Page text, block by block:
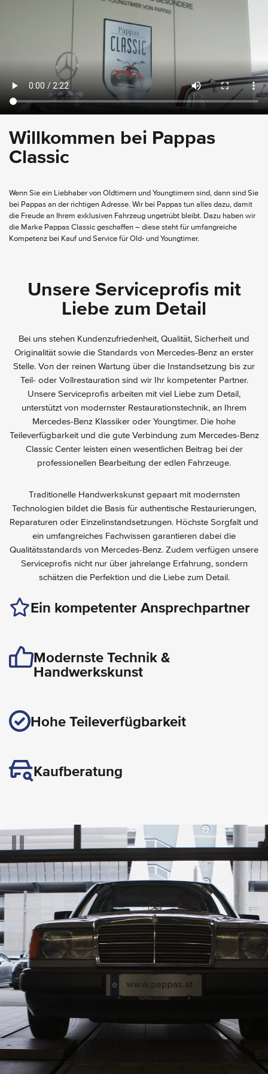
Willkommen bei Pappas
Classic
Wenn Sie ein Liebhaber von Oldtimern und Youngtimern sind, dann sind Sie
bei Pappas an der richtigen Adresse. Wir bei Pappas tun alles dazu, damit
die Freude an Ihrem exklusiven Fahrzeug ungetrübt bleibt. Dazu haben wir
die Marke Pappas Classic geschaffen – diese steht für umfangreiche
Kompetenz bei Kauf und Service für Old- und Youngtimer.
Unsere Serviceprofis mit
Liebe zum Detail
Bei uns stehen Kundenzufriedenheit, Qualität, Sicherheit und
Originalität sowie die Standards von Mercedes-Benz an erster
Stelle. Von der reinen Wartung über die Instandsetzung bis zur
Teil- oder Vollrestauration sind wir Ihr kompetenter Partner.
Unsere Serviceprofis arbeiten mit viel Liebe zum Detail,
unterstützt von modernster Restaurationstechnik, an Ihrem
Mercedes-Benz Klassiker oder Youngtimer. Die hohe
Teileverfügbarkeit und die gute Verbindung zum Mercedes-Benz
Classic Center leisten einen wesentlichen Beitrag bei der
professionellen Bearbeitung der edlen Fahrzeuge.
Traditionelle Handwerkskunst gepaart mit modernsten
Technologien bildet die Basis für authentische Restaurierungen,
Reparaturen oder Einzelinstandsetzungen. Höchste Sorgfalt und
ein umfangreiches Fachwissen garantieren dabei die
Qualitätsstandards von Mercedes-Benz. Zudem verfügen unsere
Serviceprofis nicht nur über jahrelange Erfahrung, sondern
schätzen die Perfektion und die Liebe zum Detail.
Ein kompetenter Ansprechpartner
Modernste Technik &
Handwerkskunst
Hohe Teileverfügbarkeit
Kaufberatung